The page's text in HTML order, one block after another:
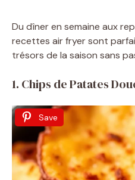
Du dîner en semaine aux
recettes air fryer sont
trésors de la saison sans
1. Chips de Patates
Save